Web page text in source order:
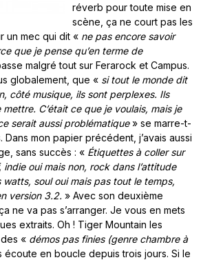
réverb pour toute mise en
scène, ça ne court pas les
un mec qui dit « ne pas encore savoir
que je pense qu’en terme de
malgré tout sur Ferarock et Campus.
globalement, que « si tout le monde dit
côté musique, ils sont perplexes. Ils
C’était ce que je voulais, mais je
serait aussi problématique» se marre-t-
Dans mon papier précédent, j’avais aussi
sans succès : « Étiquettes à coller sur
indie oui mais non, rock dans l’attitude
watts, soul oui mais pas tout le temps,
version 3.2. » Avec son deuxième
ne va pas s’arranger. Je vous en mets
extraits. Oh ! Tiger Mountain les
« démos pas finies (genre chambre à
écoute en boucle depuis trois jours. Si le